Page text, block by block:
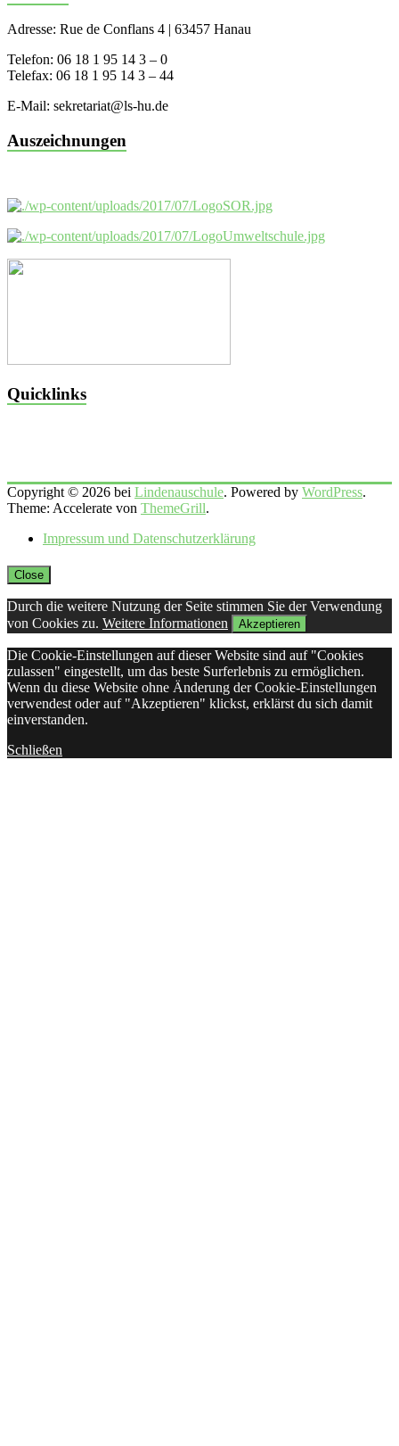
Adresse: Rue de Conflans 4 | 63457 Hanau
Telefon: 06 18 1 95 14 3 – 0
Telefax: 06 18 1 95 14 3 – 44
E-Mail: sekretariat@ls-hu.de
Auszeichnungen
Quicklinks
Copyright © 2026 bei Lindenauschule. Powered by WordPress.
Theme: Accelerate von ThemeGrill.
Impressum und Datenschutzerklärung
Close
Durch die weitere Nutzung der Seite stimmen Sie der Verwendung
von Cookies zu. Weitere Informationen Akzeptieren
Die Cookie-Einstellungen auf dieser Website sind auf "Cookies
zulassen" eingestellt, um das beste Surferlebnis zu ermöglichen.
Wenn du diese Website ohne Änderung der Cookie-Einstellungen
verwendest oder auf "Akzeptieren" klickst, erklärst du sich damit
einverstanden.
Schließen